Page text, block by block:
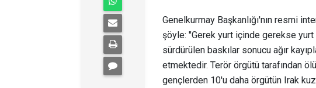
Genelkurmay Başkanlığı'nın resmi
şöyle: "Gerek yurt içinde gerekse
sürdürülen baskılar sonucu ağır
etmektedir. Terör örgütü tarafından
gençlerden 10'u daha örgütün Irak